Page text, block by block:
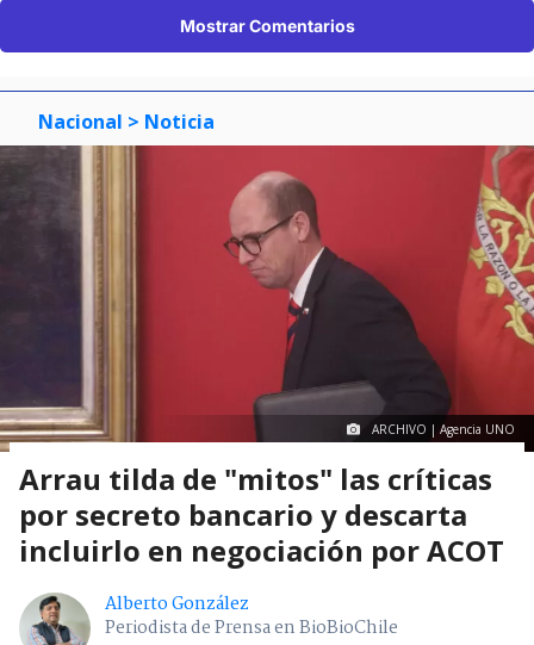
Mostrar Comentarios
Nacional > Noticia
ARCHIVO | Agencia UNO
Arrau tilda de "mitos" las críticas
por secreto bancario y descarta
incluirlo en negociación por ACOT
Alberto González
Periodista de Prensa en BioBioChile